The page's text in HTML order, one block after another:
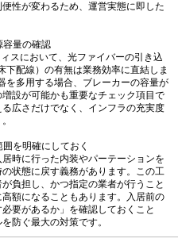
性が変わるため、運営実態に即した
容量の確認
スにおいて、光ファイバーの引き込
下配線）の有無は業務効率に直結しま
を多用する場合、ブレーカーの容量が
設が可能かも重要なチェック項目で
広さだけでなく、インフラの充実度
を明確にしておく
時に行った内装やパーテーションを
状態に戻す義務があります。この工
負担し、かつ指定の業者が行うこと
額になることもあります。入居前の
要があるか」を確認しておくこと
防ぐ最大の対策です。